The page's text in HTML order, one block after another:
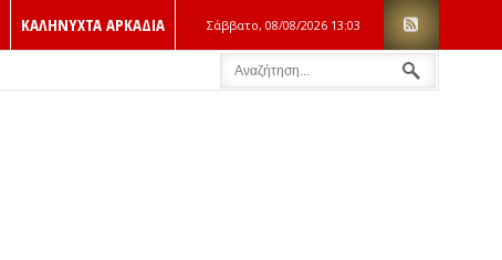
ΚΑΛΗΝΥΧΤΑ ΑΡΚΑΔΙΑ Σάββατο, 08/08/2026 13:03